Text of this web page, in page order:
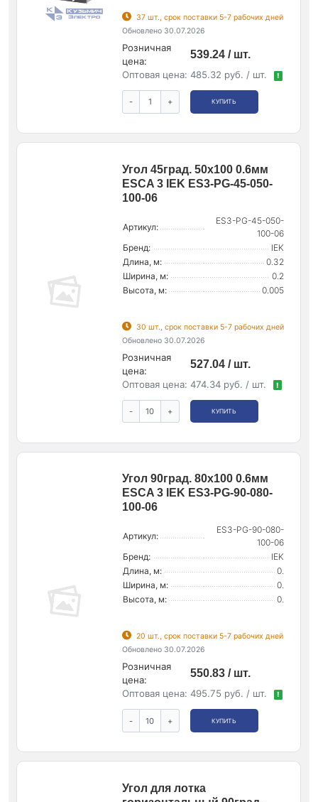
37 шт., срок поставки 5-7 рабочих дней
Обновлено 30.07.2026
Розничная
цена:
539.24 / шт.
Оптовая цена: 485.32 руб. / шт. !
- + КУПИТЬ
Угол 45град. 50х100 0.6мм
ESCA 3 IEK ES3-PG-45-050-
100-06
Артикул:
ES3-PG-45-050-
100-06
Бренд:
IEK
Длина, м:
0.32
Ширина, м:
0.2
Высота, м:
0.005
30 шт., срок поставки 5-7 рабочих дней
Обновлено 30.07.2026
Розничная
цена:
527.04 / шт.
Оптовая цена: 474.34 руб. / шт. !
- + КУПИТЬ
Угол 90град. 80х100 0.6мм
ESCA 3 IEK ES3-PG-90-080-
100-06
Артикул:
ES3-PG-90-080-
100-06
Бренд:
IEK
Длина, м:
0.
Ширина, м:
0.
Высота, м:
0.
20 шт., срок поставки 5-7 рабочих дней
Обновлено 30.07.2026
Розничная
цена:
550.83 / шт.
Оптовая цена: 495.75 руб. / шт. !
- + КУПИТЬ
Угол для лотка